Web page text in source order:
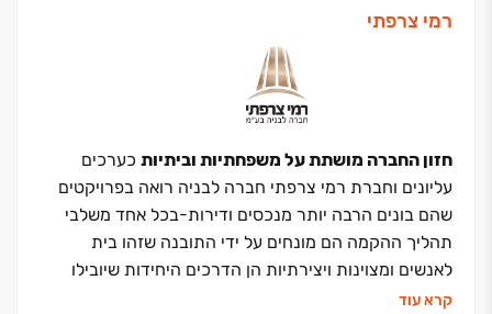
רמי צרפתי
חזון החברה מושתת על משפחתיות וביתיות כערכים
עליונים וחברת רמי צרפתי חברה לבניה רואה בפרויקטים
שהם בונים הרבה יותר מנכסים ודירות-בכל אחד משלבי
תהליך ההקמה הם מונחים על ידי התובנה שזהו בית
לאנשים ומצוינות ויצירתיות הן הדרכים היחידות שיובילו
לכך- מצד אחד תכנון אינדיבידואלי ויוקרתי המתחשב
קרא עוד